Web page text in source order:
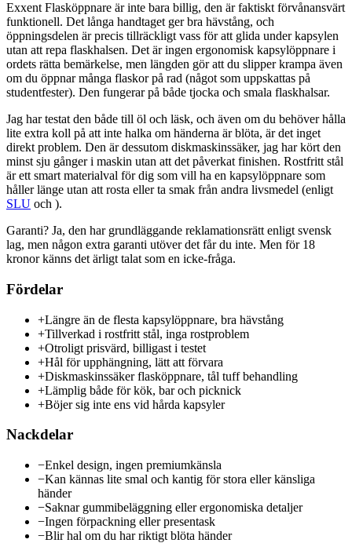
Exxent Flasköppnare är inte bara billig, den är faktiskt förvånansvärt
funktionell. Det långa handtaget ger bra hävstång, och
öppningsdelen är precis tillräckligt vass för att glida under kapsylen
utan att repa flaskhalsen. Det är ingen ergonomisk kapsylöppnare i
ordets rätta bemärkelse, men längden gör att du slipper krampa även
om du öppnar många flaskor på rad (något som uppskattas på
studentfester). Den fungerar på både tjocka och smala flaskhalsar.
Jag har testat den både till öl och läsk, och även om du behöver hålla
lite extra koll på att inte halka om händerna är blöta, är det inget
direkt problem. Den är dessutom diskmaskinssäker, jag har kört den
minst sju gånger i maskin utan att det påverkat finishen. Rostfritt stål
är ett smart materialval för dig som vill ha en kapsylöppnare som
håller länge utan att rosta eller ta smak från andra livsmedel (enligt
SLU och ).
Garanti? Ja, den har grundläggande reklamationsrätt enligt svensk
lag, men någon extra garanti utöver det får du inte. Men för 18
kronor känns det ärligt talat som en icke-fråga.
Fördelar
+Längre än de flesta kapsylöppnare, bra hävstång
+Tillverkad i rostfritt stål, inga rostproblem
+Otroligt prisvärd, billigast i testet
+Hål för upphängning, lätt att förvara
+Diskmaskinssäker flasköppnare, tål tuff behandling
+Lämplig både för kök, bar och picknick
+Böjer sig inte ens vid hårda kapsyler
Nackdelar
−Enkel design, ingen premiumkänsla
−Kan kännas lite smal och kantig för stora eller känsliga
händer
−Saknar gummibeläggning eller ergonomiska detaljer
−Ingen förpackning eller presentask
−Blir hal om du har riktigt blöta händer